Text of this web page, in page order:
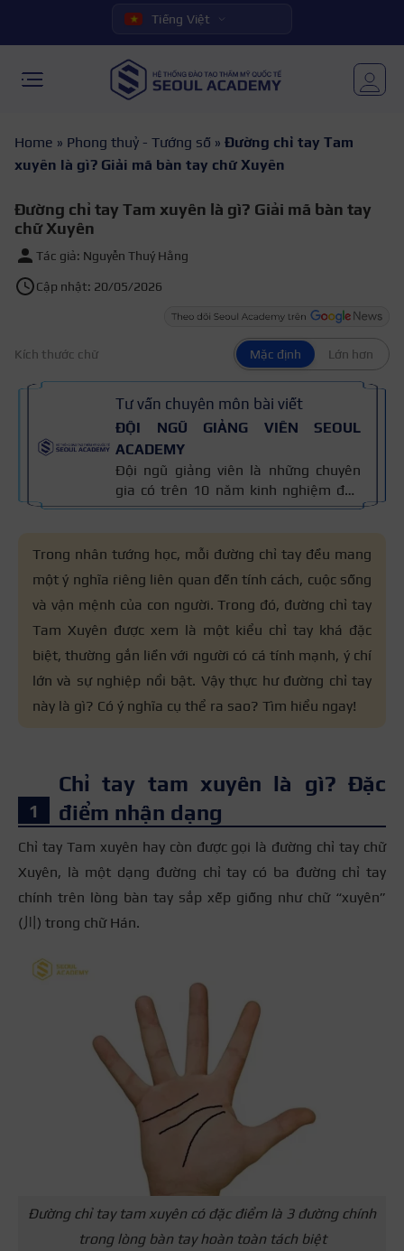
Tiếng Việt
Home » Phong thuỷ - Tướng số » Đường chỉ tay Tam
xuyên là gì? Giải mã bàn tay chữ Xuyên
Đường chỉ tay Tam xuyên là gì? Giải mã bàn tay
chữ Xuyên
Tác giả: Nguyễn Thuý Hằng
Cập nhật: 20/05/2026
Kích thước chữ Mặc định Lớn hơn
Tư vấn chuyên môn bài viết
ĐỘI NGŨ GIẢNG VIÊN SEOUL
ACADEMY
Đội ngũ giảng viên là những chuyên
gia có trên 10 năm kinh nghiệm đào
tạo nghề và kiến thức thẩm mỹ
nối mi, trang điểm, tóc. Nội dung bài
đào tạo và kinh nghiệm giảng dạy
thực tế, đồng thời được cập nhật
thường xuyên để đảm bảo tính chính
xác.
Trong nhân tướng học, mỗi đường chỉ tay đều mang
một ý nghĩa riêng liên quan đến tính cách, cuộc sống
và vận mệnh của con người. Trong đó, đường chỉ tay
Tam Xuyên được xem là một kiểu chỉ tay khá đặc
biệt, thường gắn liền với người có cá tính mạnh, ý chí
lớn và sự nghiệp nổi bật. Vậy thực hư đường chỉ tay
này là gì? Có ý nghĩa cụ thể ra sao? Tìm hiểu ngay!
Chỉ tay tam xuyên là gì? Đặc
điểm nhận dạng
Chỉ tay Tam xuyên hay còn được gọi là đường chỉ tay chữ
Xuyên, là một dạng đường chỉ tay có ba đường chỉ tay
chính trên lòng bàn tay sắp xếp giống như chữ “xuyên”
(川) trong chữ Hán.
Đường chỉ tay tam xuyên có đặc điểm là 3 đường chính
trong lòng bàn tay hoàn toàn tách biệt